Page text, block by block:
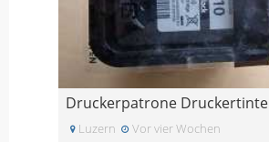
Druckerpatrone Druckertinte
Luzern Vor vier Wochen